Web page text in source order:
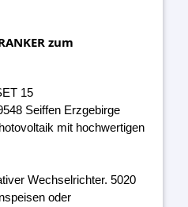
zum
15
Seiffen Erzgebirge
mit hochwertigen
Wechselrichter. 5020
oder